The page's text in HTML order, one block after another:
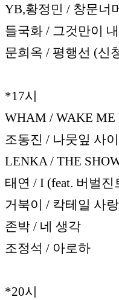
YB,황정민 / 창문너
들국화 / 그것만이
문희옥 / 평행선 (신
*17시
WHAM / WAKE ME
조동진 / 나뭇잎 사
LENKA / THE
태연 / I (feat. 버벌진
거북이 / 칵테일 사랑
존박 / 네 생각
조정석 / 아로하
*20시